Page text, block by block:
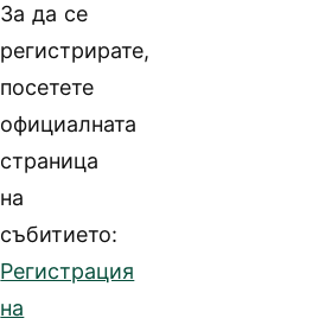
За да се
регистрирате,
посетете
официалната
страница
на
събитието:
Регистрация
на